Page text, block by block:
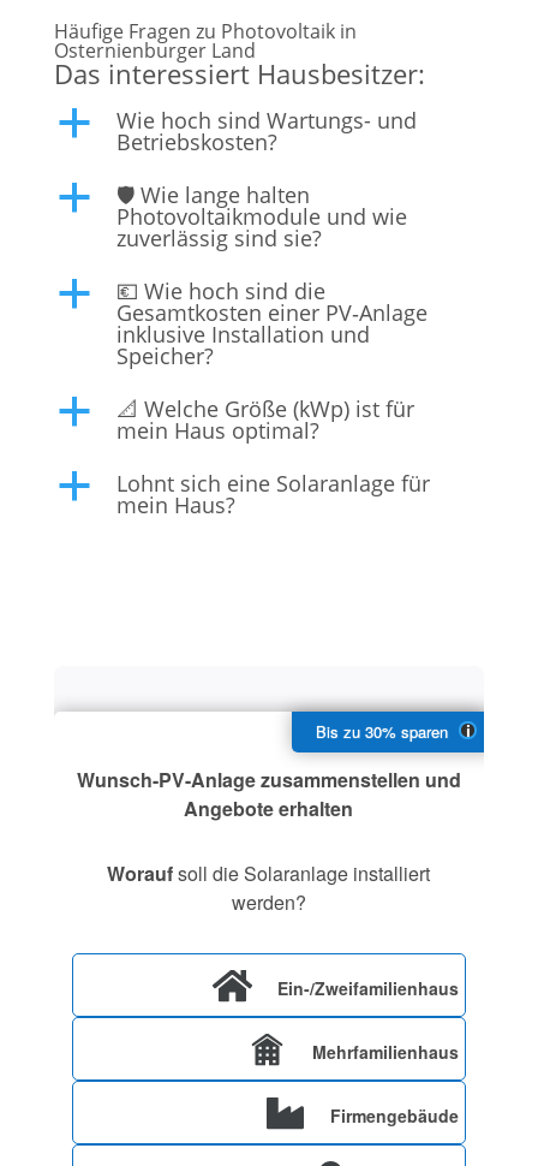
Häufige Fragen zu Photovoltaik in
Osternienburger Land
Das interessiert Hausbesitzer:
a Wie hoch sind Wartungs- und
Betriebskosten?
a 🛡️ Wie lange halten
Photovoltaikmodule und wie
zuverlässig sind sie?
a 💶 Wie hoch sind die
Gesamtkosten einer PV‑Anlage
inklusive Installation und
Speicher?
a 📐 Welche Größe (kWp) ist für
mein Haus optimal?
a Lohnt sich eine Solaranlage für
mein Haus?
Wunsch-PV-Anlage zusammenstellen und
Angebote erhalten
Woraufsoll die Solaranlage installiert
werden?
Ein-/Zweifamilienhaus
Mehrfamilienhaus
Firmengebäude